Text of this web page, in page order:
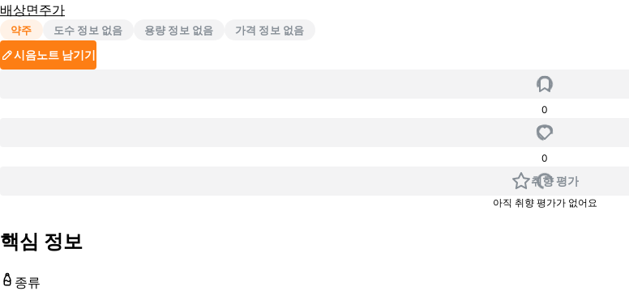
배상면주가
약주 도수 정보 없음 용량 정보 없음 가격 정보 없음
시음노트 남기기
0
0
취향 평가
아직 취향 평가가 없어요
핵심 정보
종류